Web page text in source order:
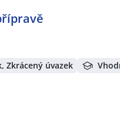
Zkrácený úvazek